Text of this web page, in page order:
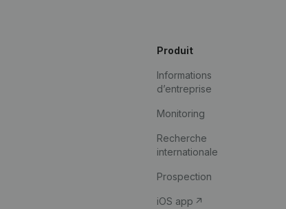
Produit
Informations
d’entreprise
Monitoring
Recherche
internationale
Prospection
iOS app